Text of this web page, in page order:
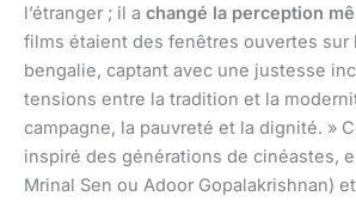
l’étranger ; il a changé la perception
films étaient des fenêtres ouvertes sur
bengalie, captant avec une justesse
tensions entre la tradition et la
campagne, la pauvreté et la dignité. »
inspiré des générations de cinéastes,
Mrinal Sen ou Adoor Gopalakrishnan)